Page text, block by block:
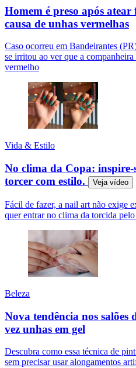
Homem é preso após
causa de unhas vermelhas
Caso ocorreu em Bandeirantes
se irritou ao ver que a
vermelho
Vida & Estilo
No clima da Copa:
torcer com estilo.
Veja vídeo
Fácil de fazer, a nail art não exige
quer entrar no clima da torcida
Beleza
Nova tendência nos salões
vez unhas em gel
Descubra como essa técnica de
sem precisar usar alongamentos